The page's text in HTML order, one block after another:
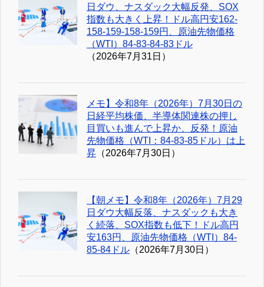
日ダウ、ナスダック大幅反発、SOX
指数も大きく上昇！ドル高円安162-
158-159-158-159円、原油先物価格
（WTI）84-83-84-83ドル
（2026年7月31日）
メモ】令和8年（2026年）7月30日の
日経平均株価、半導体関連株の押し
目買いも進んで上昇か、反発！原油
先物価格（WTI：84-83-85ドル）は上
昇 （2026年7月30日）
【朝メモ】令和8年（2026年）7月29
日ダウ大幅反落、ナスダックも大き
く続落、SOX指数も低下！ドル高円
安163円、原油先物価格（WTI）84-
85-84ドル （2026年7月30日）